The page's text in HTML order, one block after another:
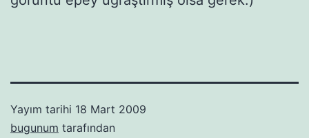
Yayım tarihi 18 Mart 2009
bugunum tarafından